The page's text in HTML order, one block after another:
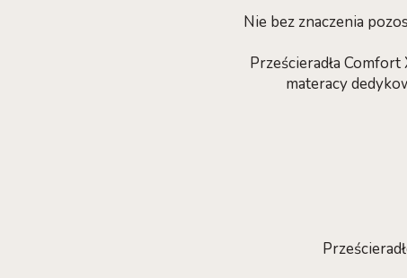
Nie bez znaczenia
Prześcieradła
materacy